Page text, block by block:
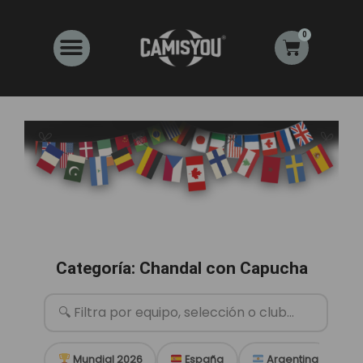
contenido
0
Carrito
Categoría: Chandal con Capucha
Mundial 2026 España Argentina